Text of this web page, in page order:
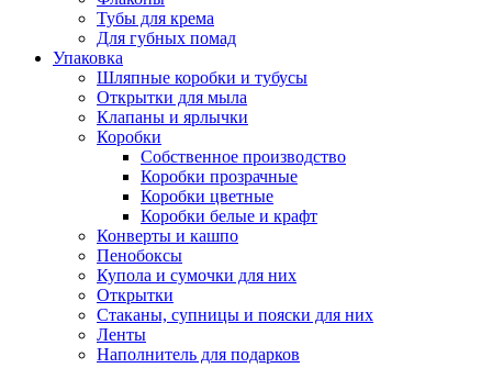
Тубы для крема
Для губных помад
Упаковка
Шляпные коробки и тубусы
Открытки для мыла
Клапаны и ярлычки
Коробки
Собственное производство
Коробки прозрачные
Коробки цветные
Коробки белые и крафт
Конверты и кашпо
Пенобоксы
Купола и сумочки для них
Открытки
Стаканы, супницы и пояски для них
Ленты
Наполнитель для подарков